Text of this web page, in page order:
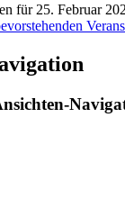
für 25. Februar